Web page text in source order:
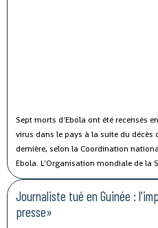
Sept morts d'Ebola ont été recensés
virus dans le pays à la suite du décès
dernière, selon la Coordination
Ebola. L'Organisation mondiale de la
officiellement mardi que l'épidémie
constituait plus une "urgence de
malgré cette résurgence localisée,
d'urgence décrétée en août 2014.
Journaliste tué en Guinée :
presse»